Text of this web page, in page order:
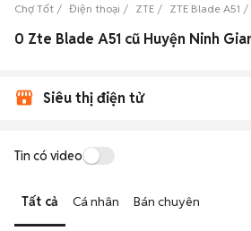
Chợ Tốt Điện thoại ZTE ZTE Blade A51
0 Zte Blade A51 cũ Huyện Ninh
Siêu thị điện tử
Tin có video
Tất cả Cá nhân Bán chuyên